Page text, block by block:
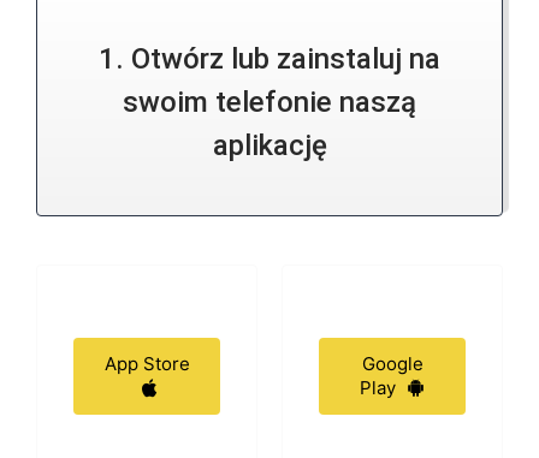
1. Otwórz lub zainstaluj na
swoim telefonie naszą
aplikację
App Store
Google
Play